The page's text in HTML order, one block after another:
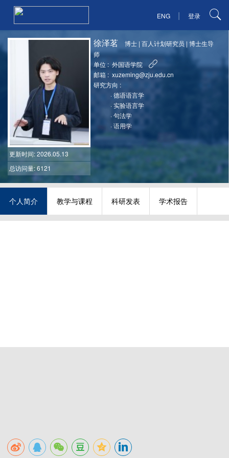
ENG | 登录
更新时间: 2026.05.13
总访问量: 6121
徐泽茗 博士 |百人计划研究员 |博士生导
师
单位 : 外国语学院
邮箱 : xuzeming@zju.edu.cn
研究方向 :
·德语语言学
·实验语言学
·句法学
·语用学
个人简介 教学与课程 科研发表 学术报告